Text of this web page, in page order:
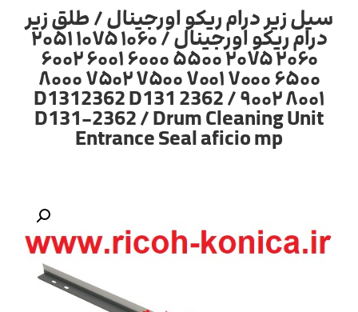
سیل زیر درام ریکو اورجینال / طلق زیر
درام ریکو اورجینال / ۱۰۶۰ ۱۰۷۵ ۲۰۵۱
۲۰۶۰ ۲۰۷۵ ۵۵۰۰ ۶۰۰۰ ۶۰۰۱ ۶۰۰۲
۶۵۰۰ ۷۰۰۰ ۷۰۰۱ ۷۵۰۰ ۷۵۰۲ ۸۰۰۰
۸۰۰۱ ۹۰۰۲ / D1312362 D131 2362
D131-2362 / Drum Cleaning Unit
Entrance Seal aficio mp